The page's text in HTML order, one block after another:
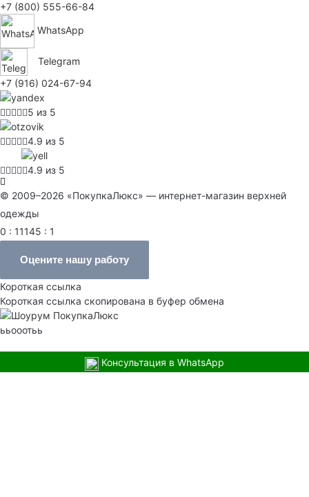
+7 (800) 555-66-84
WhatsApp
Telegram
+7 (916) 024-67-94
5 из 5
4.9 из 5
4.9 из 5
© 2009–2026 «ПокупкаЛюкс» — интернет-магазин верхней
одежды
0 : 11145 : 1
Оцените нашу работу
Короткая ссылка
Короткая ссылка скопирована в буфер обмена
ььооотьь
Консультация в WhatsApp